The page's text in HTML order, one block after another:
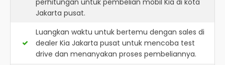
perhitungan untuk pembelian mobil Kia di kota
Jakarta pusat.
Luangkan waktu untuk bertemu dengan sales di
dealer Kia Jakarta pusat untuk mencoba test
drive dan menanyakan proses pembeliannya.